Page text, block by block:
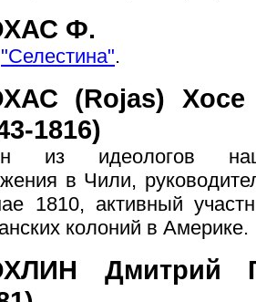
Ф.
"Селестина".
(Rojas)
1816)
из идеологов
в Чили,
1810, активный
колоний в Америке.
Дмитрий